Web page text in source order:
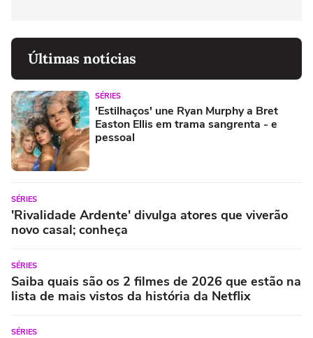
Últimas notícias
SÉRIES
'Estilhaços' une Ryan Murphy a Bret
Easton Ellis em trama sangrenta - e
pessoal
SÉRIES
'Rivalidade Ardente' divulga atores que viverão
novo casal; conheça
SÉRIES
Saiba quais são os 2 filmes de 2026 que estão na
lista de mais vistos da história da Netflix
SÉRIES